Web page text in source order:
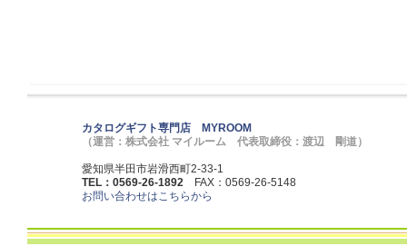
カタログギフト専門店 MYROOM
（運営：株式会社 マイルーム 代表取締役：渡辺 剛道）
愛知県半田市岩滑西町2-33-1
TEL：0569-26-1892 FAX：0569-26-5148
お問い合わせはこちらから